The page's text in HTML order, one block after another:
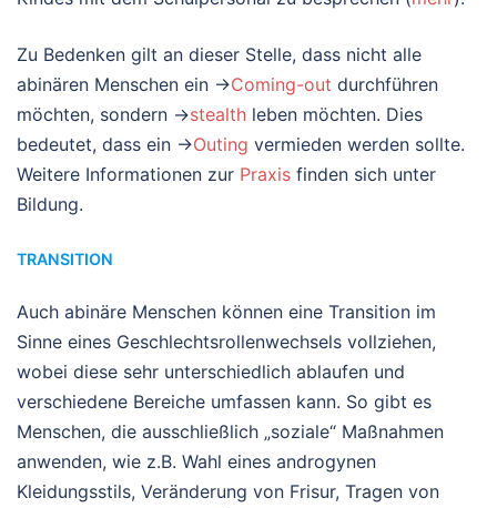
Zu Bedenken gilt an dieser Stelle, dass nicht alle
abinären Menschen ein →Coming-out durchführen
möchten, sondern →stealth leben möchten. Dies
bedeutet, dass ein →Outing vermieden werden sollte.
Weitere Informationen zur Praxis finden sich unter
Bildung.
TRANSITION
Auch abinäre Menschen können eine Transition im
Sinne eines Geschlechtsrollenwechsels vollziehen,
wobei diese sehr unterschiedlich ablaufen und
verschiedene Bereiche umfassen kann. So gibt es
Menschen, die ausschließlich „soziale“ Maßnahmen
anwenden, wie z.B. Wahl eines androgynen
Kleidungsstils, Veränderung von Frisur, Tragen von